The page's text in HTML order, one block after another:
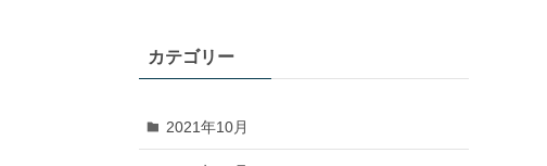
カテゴリー
2021年10月